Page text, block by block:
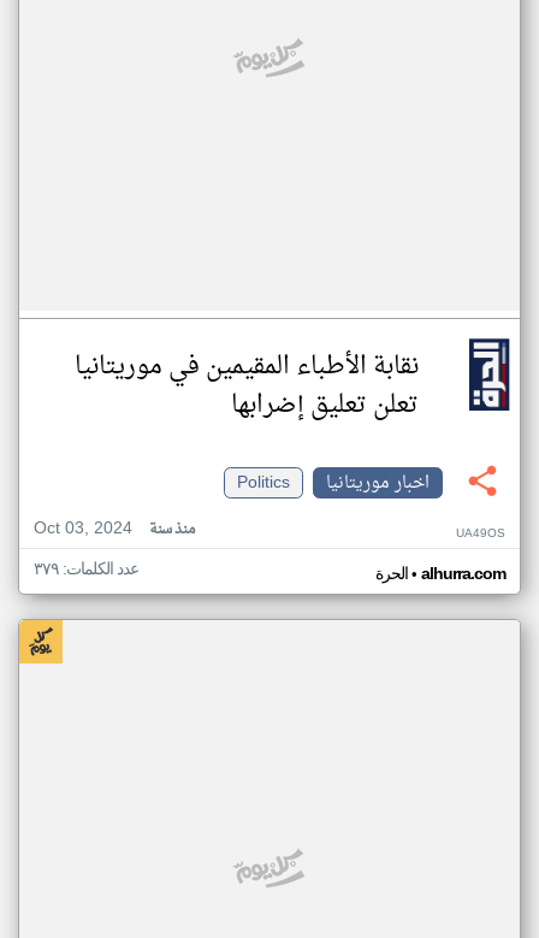
نقابة الأطباء المقيمين في موريتانيا
تعلن تعليق إضرابها
اخبار موريتانيا
Politics
Oct 03, 2024
منذ سنة UA49OS
الحرة• alhurra.com عدد الكلمات: ٣٧٩